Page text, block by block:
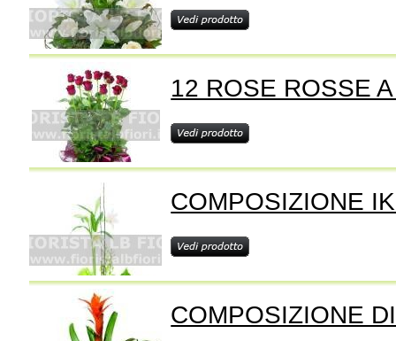
12 ROSE ROSSE
COMPOSIZIONE
COMPOSIZIONE